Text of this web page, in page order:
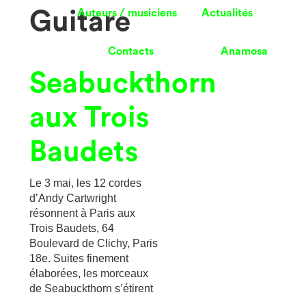
Auteurs / musiciens Actualités
Contacts Anamosa
Guitare
Seabuckthorn
aux Trois
Baudets
Le 3 mai, les 12 cordes
d’Andy Cartwright
résonnent à Paris aux
Trois Baudets, 64
Boulevard de Clichy, Paris
18e. Suites finement
élaborées, les morceaux
de Seabuckthorn s’étirent